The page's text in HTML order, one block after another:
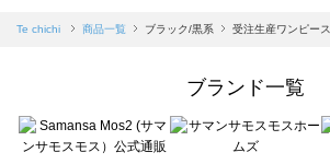
Samansa Mos2 blue（サマンサモスモス ブルー）の一覧
Te chichi（テチチ）の一覧
Te chichi CLASSIC（テチチ クラシック）の一覧
Te chichi 商品一覧 ブラック/黒系 受注生産ワンピース
ブランド一覧